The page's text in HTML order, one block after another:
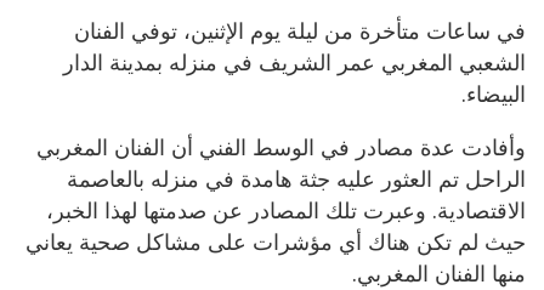
في ساعات متأخرة من ليلة يوم الإثنين، توفي الفنان
الشعبي المغربي عمر الشريف في منزله بمدينة الدار
البيضاء.
وأفادت عدة مصادر في الوسط الفني أن الفنان المغربي
الراحل تم العثور عليه جثة هامدة في منزله بالعاصمة
الاقتصادية. وعبرت تلك المصادر عن صدمتها لهذا الخبر،
حيث لم تكن هناك أي مؤشرات على مشاكل صحية يعاني
منها الفنان المغربي.